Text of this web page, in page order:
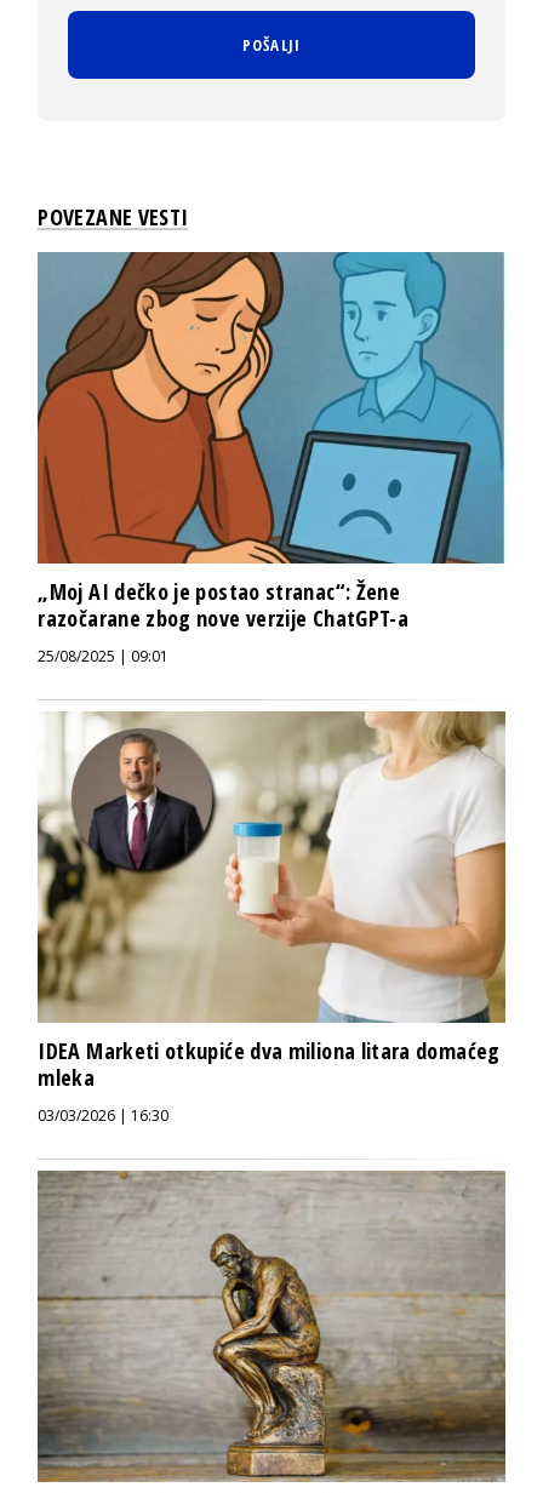
POVEZANE VESTI
„Moj AI dečko je postao stranac“: Žene
razočarane zbog nove verzije ChatGPT-a
25/08/2025 | 09:01
IDEA Marketi otkupiće dva miliona litara domaćeg
mleka
03/03/2026 | 16:30